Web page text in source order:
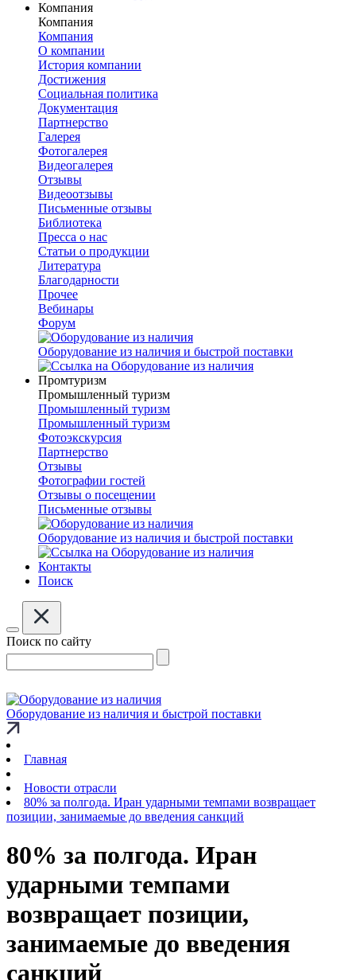
Компания
Компания
Компания
О компании
История компании
Достижения
Социальная политика
Документация
Партнерство
Галерея
Фотогалерея
Видеогалерея
Отзывы
Видеоотзывы
Письменные отзывы
Библиотека
Пресса о нас
Статьи о продукции
Литература
Благодарности
Прочее
Вебинары
Форум
Оборудование из наличия и быстрой поставки
Промтуризм
Промышленный туризм
Промышленный туризм
Промышленный туризм
Фотоэкскурсия
Партнерство
Отзывы
Фотографии гостей
Отзывы о посещении
Письменные отзывы
Оборудование из наличия и быстрой поставки
Контакты
Поиск
Поиск по сайту
Оборудование из наличия и быстрой поставки
Главная
Новости отрасли
80% за полгода. Иран ударными темпами возвращает
позиции, занимаемые до введения санкций
80% за полгода. Иран
ударными темпами
возвращает позиции,
занимаемые до введения
санкций